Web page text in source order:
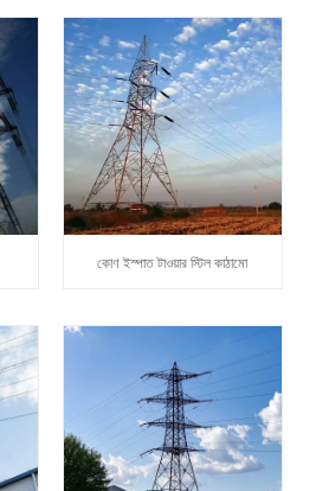
কোণ ইস্পাত টাওয়ার স্টিল কাঠামো